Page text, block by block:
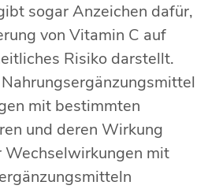
sogar Anzeichen dafür,
von Vitamin C auf
Risiko darstellt.
mit bestimmten
und deren Wirkung
Wechselwirkungen mit